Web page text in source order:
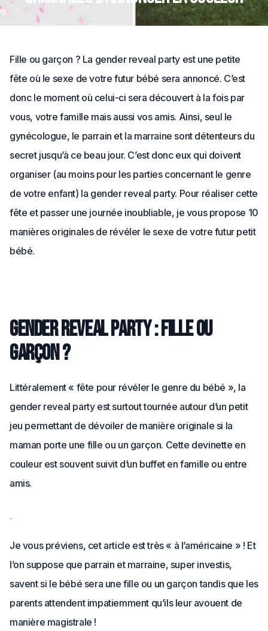
Fille ou garçon ? La gender reveal party est une petite
fête où le sexe de votre futur bébé sera annoncé. C’est
donc le moment où celui-ci sera découvert à la fois par
vous, votre famille mais aussi vos amis. Ainsi, seul le
gynécologue, le parrain et la marraine sont détenteurs du
secret jusqu’à ce beau jour. C’est donc eux qui doivent
organiser (au moins pour les parties concernant le genre
de votre enfant) la gender reveal party. Pour réaliser cette
fête et passer une journée inoubliable, je vous propose 10
manières originales de révéler le sexe de votre futur petit
bébé.
Gender reveal party : fille ou
garçon ?
Littéralement « fête pour révéler le genre du bébé », la
gender reveal party est surtout tournée autour d’un petit
jeu permettant de dévoiler de manière originale si la
maman porte une fille ou un garçon. Cette devinette en
couleur est souvent suivit d’un buffet en famille ou entre
amis.
Je vous préviens, cet article est très « à l’américaine » ! Et
l’on suppose que parrain et marraine, super investis,
savent si le bébé sera une fille ou un garçon tandis que les
parents attendent impatiemment qu’ils leur avouent de
manière magistrale !